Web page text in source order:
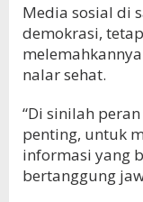
Media sosial di
demokrasi,
nalar sehat.
“Di sinilah
penting, untuk
informasi yang
bertanggung